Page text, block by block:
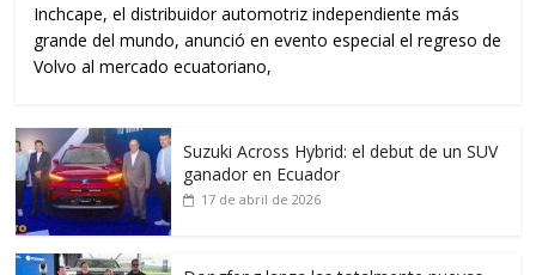
Inchcape, el distribuidor automotriz independiente más
grande del mundo, anunció en evento especial el regreso de
Volvo al mercado ecuatoriano,
Suzuki Across Hybrid: el debut de un SUV
ganador en Ecuador
17 de abril de 2026